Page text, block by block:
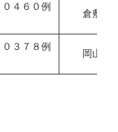
４６０例
倉敷市
３７８例
岡山県